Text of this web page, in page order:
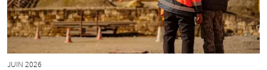
JUIN 2026